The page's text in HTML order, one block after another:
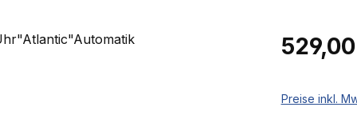
Regulärer
Preise inkl.